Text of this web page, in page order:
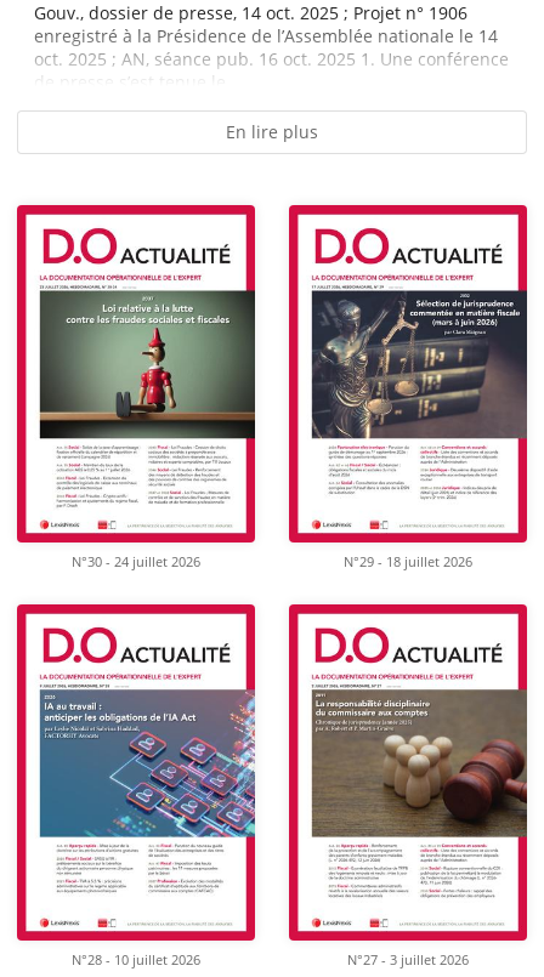
Gouv., dossier de presse, 14 oct. 2025 ; Projet n° 1906
enregistré à la Présidence de l’Assemblée nationale le 14
oct. 2025 ; AN, séance pub. 16 oct. 2025 1. Une conférence
de presse s’est tenue le...
En lire plus
N°30 - 24 juillet 2026 N°29 - 18 juillet 2026
N°28 - 10 juillet 2026 N°27 - 3 juillet 2026